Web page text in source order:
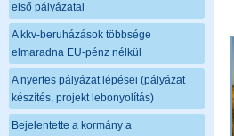
első pályázatai
A kkv-beruházások többsége
elmaradna EU-pénz nélkül
A nyertes pályázat lépései (pályázat
készítés, projekt lebonyolítás)
Bejelentette a kormány a